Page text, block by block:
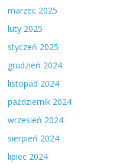
marzec 2025
luty 2025
styczeń 2025
grudzień 2024
listopad 2024
październik 2024
wrzesień 2024
sierpień 2024
lipiec 2024